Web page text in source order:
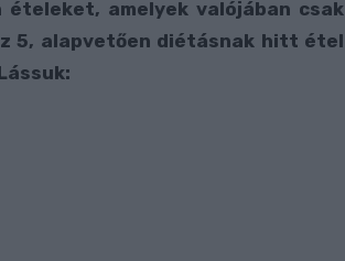
amelyek valójában csak
5, alapvetően diétásnak hitt étel